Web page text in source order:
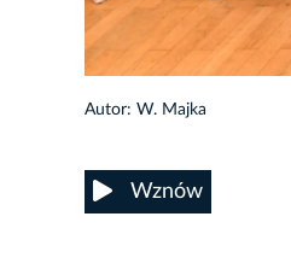
Autor: W. Majka
Wznów